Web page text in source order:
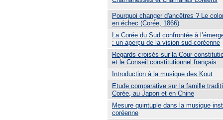
Pourquoi changer d'ancêtres ? Le
en échec (Corée, 1866)
La Corée du Sud confrontée à
: un aperçu de la vision sud-coréenne
Regards croisés sur la Cour
et le Conseil constitutionnel français
Introduction à la musique des Kout
Etude comparative sur la famille
Corée, au Japon et en Chine
Mesure quintuple dans la musique
coréenne